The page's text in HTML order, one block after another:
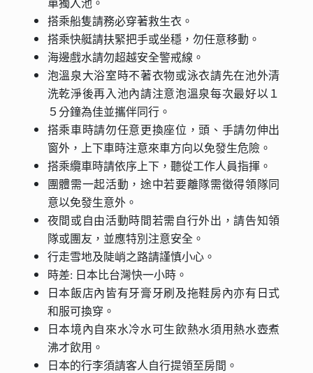
單獨入池。
搭乘船隻請務必穿著救生衣。
搭乘快艇請扶緊把手或坐穩，勿任意移動。
海邊戲水請勿超越安全警戒線。
泡溫泉大浴室時不著衣物或泳衣請先在池外清
洗乾淨後再入池內請注意泡溫泉每次最好以１
５分鐘為佳並攜伴同行。
搭乘車時請勿任意更換座位，頭、手請勿伸出
窗外，上下車時注意來車方向以免發生危險。
搭乘纜車時請依序上下，聽從工作人員指揮。
團體需一起活動，途中若要離隊需徵得領隊同
意以免發生意外。
夜間或自由活動時間若需自行外出，請告知領
隊或團友，並應特別注意安全。
行走雪地及陡峭之路請謹慎小心。
時差: 日本比台灣快一小時。
日本飯店內皆有牙膏牙刷及拖鞋房內亦有日式
和服可換穿。
日本境內自來水冷水可生飲熱水須用熱水壺煮
沸才飲用。
日本的行李須請客人自行提領至房間。